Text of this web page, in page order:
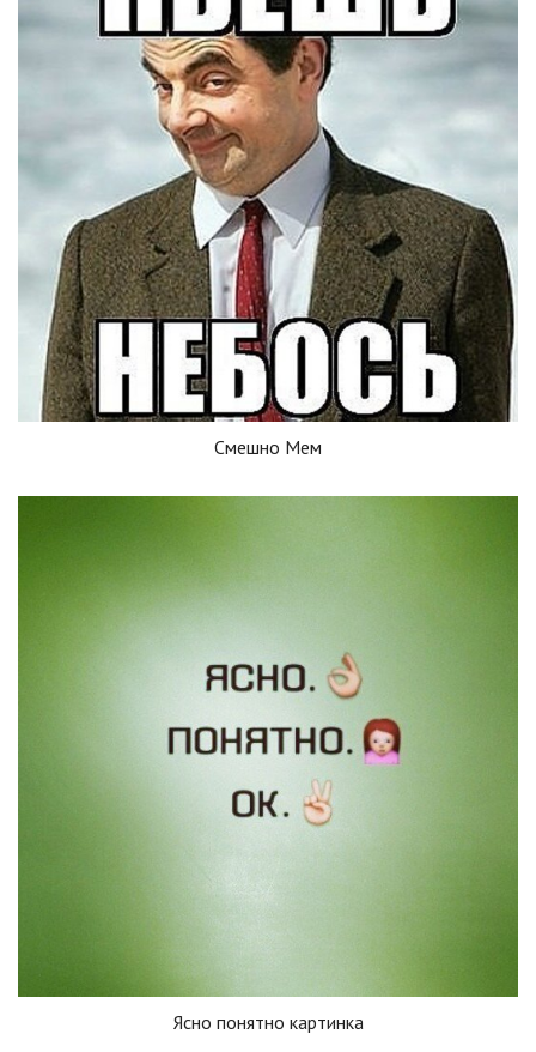
Смешно Мем
Ясно понятно картинка